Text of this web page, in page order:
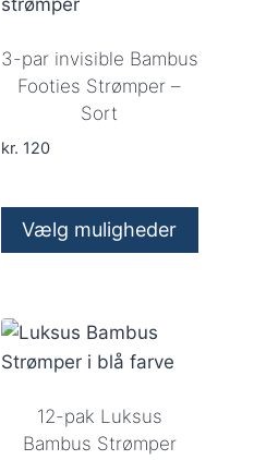
Mulighederne
kan
på
3-par invisible Bambus
Footies Strømper –
Sort
kr. 120
Vælg muligheder
har
flere
Mulighederne
kan
12-pak Luksus
Bambus Strømper